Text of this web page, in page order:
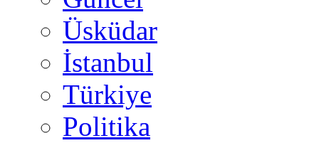
Üsküdar
İstanbul
Türkiye
Politika